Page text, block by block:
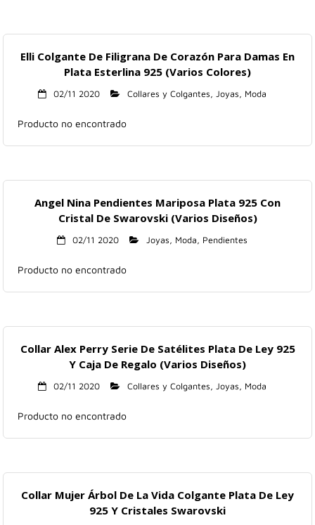
Elli Colgante De Filigrana De Corazón Para Damas En
Plata Esterlina 925 (Varios Colores)
02/11 2020 Collares y Colgantes, Joyas, Moda
Producto no encontrado
Angel Nina Pendientes Mariposa Plata 925 Con
Cristal De Swarovski (Varios Diseños)
02/11 2020 Joyas, Moda, Pendientes
Producto no encontrado
Collar Alex Perry Serie De Satélites Plata De Ley 925
Y Caja De Regalo (Varios Diseños)
02/11 2020 Collares y Colgantes, Joyas, Moda
Producto no encontrado
Collar Mujer Árbol De La Vida Colgante Plata De Ley
925 Y Cristales Swarovski